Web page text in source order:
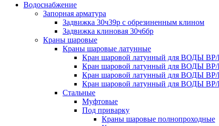
Водоснабжение
Запорная арматура
Задвижка 30ч39р с обрезиненным клином
Задвижка клиновая 30ч6бр
Краны шаровые
Краны шаровые латунные
Кран шаровой латунный для ВОДЫ
Кран шаровой латунный для ВОДЫ
Кран шаровой латунный для ВОДЫ
Кран шаровой латунный для ВОДЫ
Стальные
Муфтовые
Под приварку
Краны шаровые полнопроходные